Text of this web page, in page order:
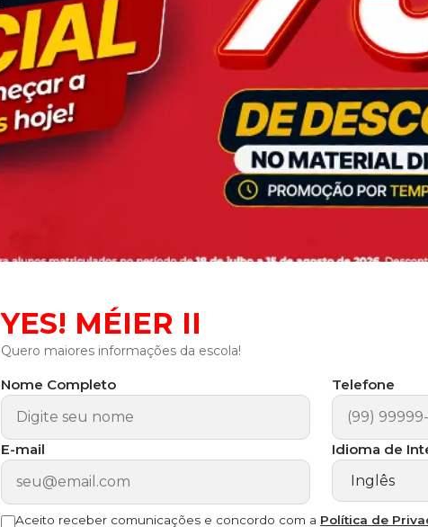
YES! MÉIER II
Quero maiores informações da escola!
Nome Completo Telefone
E-mail Idioma de
Aceito receber comunicações e concordo com a Política de